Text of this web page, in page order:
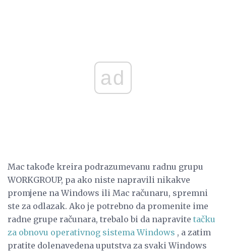
ad
Mac takođe kreira podrazumevanu radnu grupu
WORKGROUP, pa ako niste napravili nikakve
promjene na Windows ili Mac računaru, spremni
ste za odlazak. Ako je potrebno da promenite ime
radne grupe računara, trebalo bi da napravite tačku
za obnovu operativnog sistema Windows , a zatim
pratite dolenavedena uputstva za svaki Windows